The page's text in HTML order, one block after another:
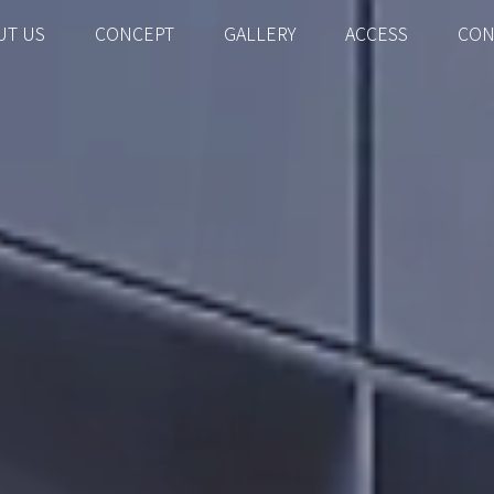
US CONCEPT GALLERY ACCESS